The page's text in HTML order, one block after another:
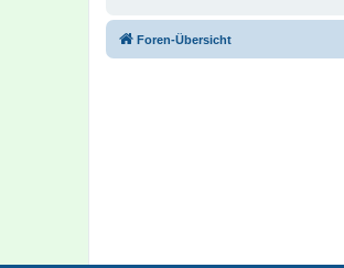
Foren-Übersicht